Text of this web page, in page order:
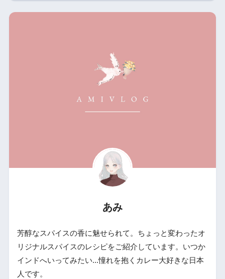
あみ
芳醇なスパイスの香に魅せられて。ちょっと変わったオ
リジナルスパイスのレシピをご紹介しています。いつか
インドへいってみたい...憧れを抱くカレー大好きな日本
人です。